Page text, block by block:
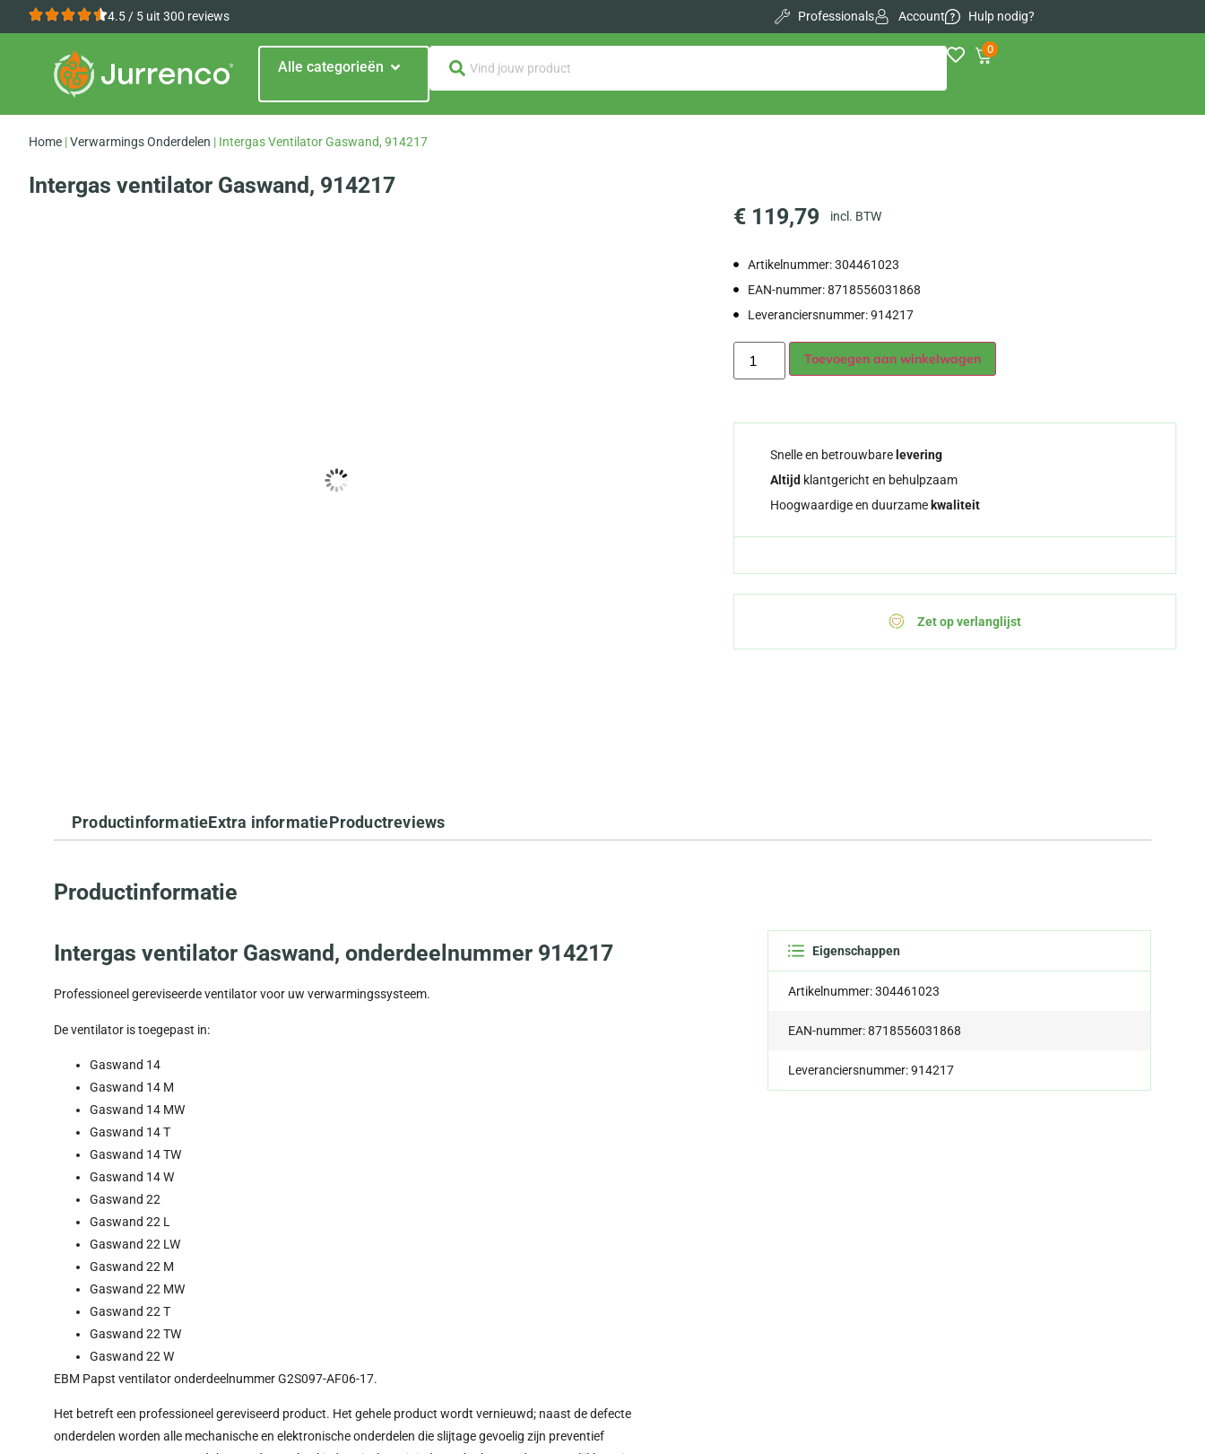
4.5 / 5 uit 300 reviews Professionals Account Hulp nodig?
Alle categorieën
0
Home |Verwarmings Onderdelen | Intergas Ventilator Gaswand, 914217
Intergas ventilator Gaswand, 914217
€ 119,79 incl. BTW
Artikelnummer: 304461023
EAN-nummer: 8718556031868
Leveranciersnummer: 914217
Toevoegen aan winkelwagen
Snelle en betrouwbarelevering
Altijd klantgericht en behulpzaam
Hoogwaardige en duurzamekwaliteit
Zet op verlanglijst
ProductinformatieExtra informatieProductreviews
Productinformatie
Intergas ventilator Gaswand, onderdeelnummer 914217
Professioneel gereviseerde ventilator voor uw verwarmingssysteem.
De ventilator is toegepast in:
Gaswand 14
Gaswand 14 M
Gaswand 14 MW
Gaswand 14 T
Gaswand 14 TW
Gaswand 14 W
Gaswand 22
Gaswand 22 L
Gaswand 22 LW
Gaswand 22 M
Gaswand 22 MW
Gaswand 22 T
Gaswand 22 TW
Gaswand 22 W
EBM Papst ventilator onderdeelnummer G2S097-AF06-17.
Het betreft een professioneel gereviseerd product. Het gehele product wordt vernieuwd; naast de defecte
onderdelen worden alle mechanische en elektronische onderdelen die slijtage gevoelig zijn preventief
Eigenschappen
Artikelnummer: 304461023
EAN-nummer: 8718556031868
Leveranciersnummer: 914217